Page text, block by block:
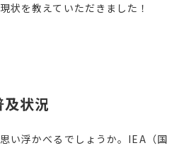
状を教えていただきました！
状況
い浮かべるでしょうか。 IEA （国